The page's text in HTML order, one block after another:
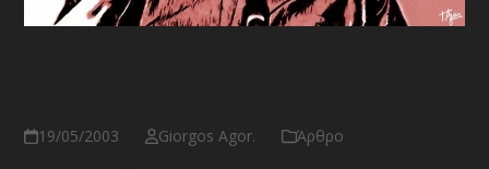
19/05/2003 Giorgos Agor. Άρθρο